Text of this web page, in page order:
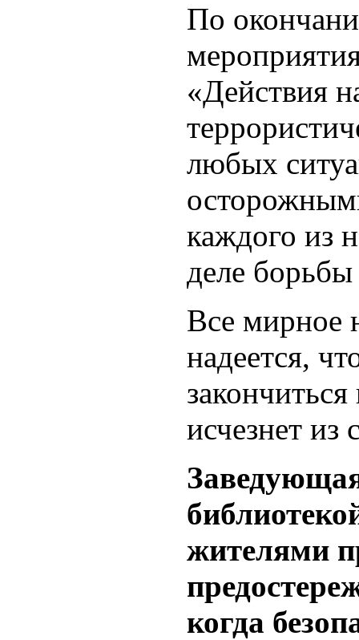
По
«Действия
любых
каждого из
деле
Все мирное
надеется,
исчезнет из
жителями
когда